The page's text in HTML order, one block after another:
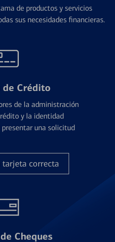
de productos y servicios
sus necesidades financieras.
de Crédito
de la administración
y la identidad
una solicitud
tarjeta correcta
Cheques